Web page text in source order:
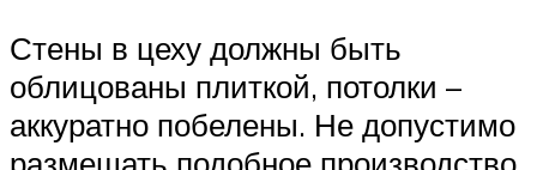
Стены в цеху должны быть
облицованы плиткой, потолки –
аккуратно побелены. Не допустимо